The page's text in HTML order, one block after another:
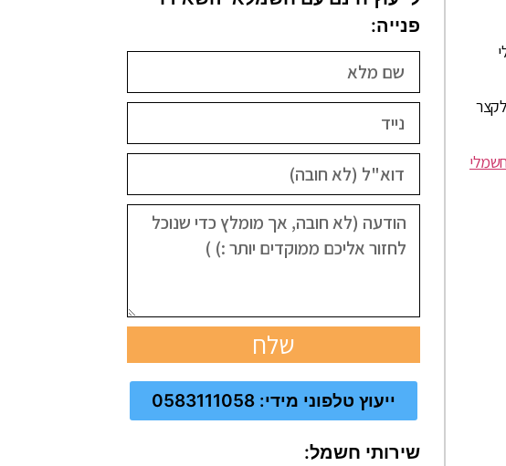
פנייה:
שלח
ייעוץ טלפוני מידי: 0583111058
שירותי חשמל: